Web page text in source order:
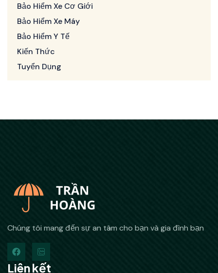
Bảo Hiểm Xe Cơ Giới
Bảo Hiểm Xe Máy
Bảo Hiểm Y Tế
Kiến Thức
Tuyển Dụng
Chúng tôi mang đến sự an tâm cho bạn và gia đình bạn
Liên kết